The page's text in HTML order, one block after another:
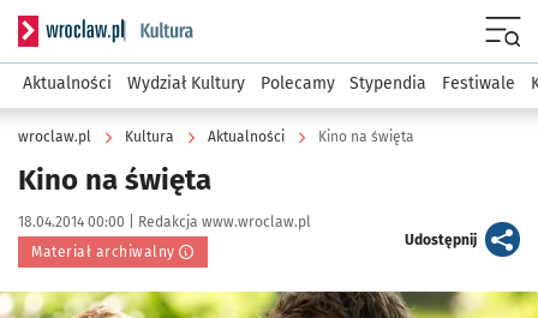
Serwis informacyjny wroclaw.pl podserwis: Kultura
Aktualności Wydział Kultury Polecamy Stypendia Festiwale
wroclaw.pl Kultura Aktualności Kino na święta
Kino na święta
Data publikacji:
18.04.2014 00:00 | Autor:
Redakcja www.wroclaw.pl
Materiał archiwalny
Udostępnijartykuł
Kliknij, aby powiększyć